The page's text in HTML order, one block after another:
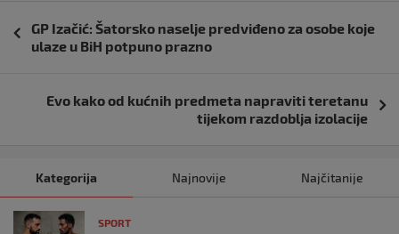
Navigacija
objava
GP Izačić: Šatorsko naselje predviđeno za osobe koje
ulaze u BiH potpuno prazno
Evo kako od kućnih predmeta napraviti teretanu
tijekom razdoblja izolacije
Kategorija Najnovije Najčitanije
SPORT